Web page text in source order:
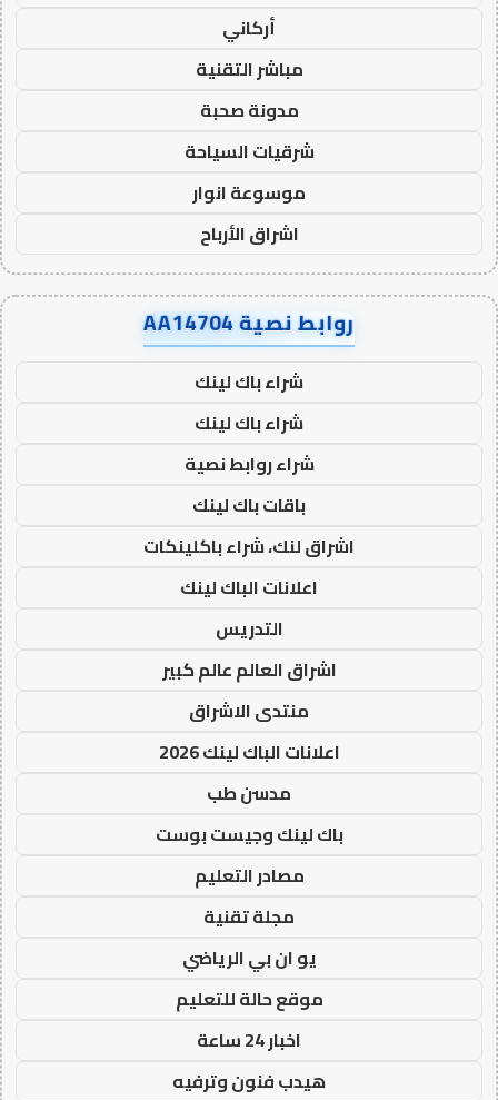
أركاني
مباشر التقنية
مدونة صحبة
شرقيات السياحة
موسوعة انوار
اشراق الأرباح
روابط نصية AA14704
شراء باك لينك
شراء باك لينك
شراء روابط نصية
باقات باك لينك
اشراق لنك، شراء باكلينكات
اعلانات الباك لينك
التدريس
اشراق العالم عالم كبير
منتدى الاشراق
اعلانات الباك لينك 2026
مدسن طب
باك لينك وجيست بوست
مصادر التعليم
مجلة تقنية
يو ان بي الرياضي
موقع حالة للتعليم
اخبار 24 ساعة
هيدب فنون وترفيه